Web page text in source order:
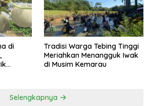
di
Tradisi Warga Tebing Tinggi
Meriahkan Menangguk Iwak
di Musim Kemarau
Selengkapnya